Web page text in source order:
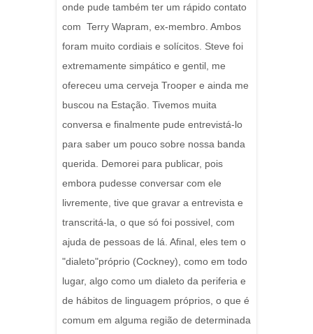
onde pude também ter um rápido contato
com Terry Wapram, ex-membro. Ambos
foram muito cordiais e solícitos. Steve foi
extremamente simpático e gentil, me
ofereceu uma cerveja Trooper e ainda me
buscou na Estação. Tivemos muita
conversa e finalmente pude entrevistá-lo
para saber um pouco sobre nossa banda
querida. Demorei para publicar, pois
embora pudesse conversar com ele
livremente, tive que gravar a entrevista e
transcritá-la, o que só foi possivel, com
ajuda de pessoas de lá. Afinal, eles tem o
"dialeto"próprio (Cockney), como em todo
lugar, algo como um dialeto da periferia e
de hábitos de linguagem próprios, o que é
comum em alguma região de determinada